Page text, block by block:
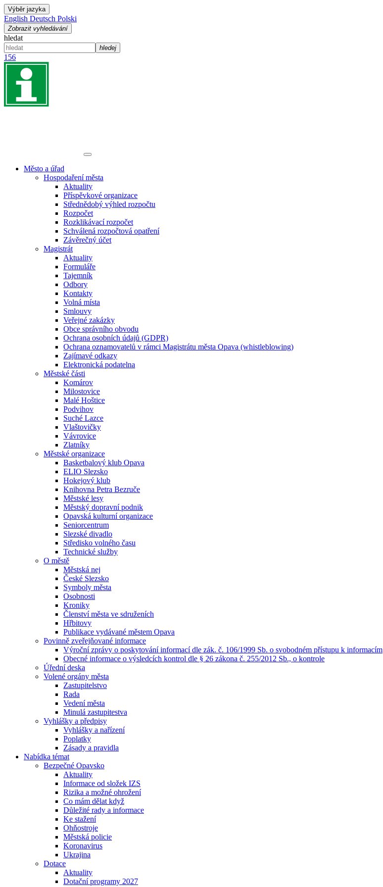
Výběr jazyka
English Deutsch Polski
Zobrazit vyhledávání
hledat
hledej
156
Město a úřad
Hospodaření města
Aktuality
Příspěvkové organizace
Střednědobý výhled rozpočtu
Rozpočet
Rozklikávací rozpočet
Schválená rozpočtová opatření
Závěrečný účet
Magistrát
Aktuality
Formuláře
Tajemník
Odbory
Kontakty
Volná místa
Smlouvy
Veřejné zakázky
Obce správního obvodu
Ochrana osobních údajů (GDPR)
Ochrana oznamovatelů v rámci Magistrátu města Opava (whistleblowing)
Zajímavé odkazy
Elektronická podatelna
Městské části
Komárov
Milostovice
Malé Hoštice
Podvihov
Suché Lazce
Vlaštovičky
Vávrovice
Zlatníky
Městské organizace
Basketbalový klub Opava
ELIO Slezsko
Hokejový klub
Knihovna Petra Bezruče
Městské lesy
Městský dopravní podnik
Opavská kulturní organizace
Seniorcentrum
Slezské divadlo
Středisko volného času
Technické služby
O městě
Městská nej
České Slezsko
Symboly města
Osobnosti
Kroniky
Členství města ve sdruženích
Hřbitovy
Publikace vydávané městem Opava
Povinně zveřejňované informace
Výroční zprávy o poskytování informací dle zák. č. 106/1999 Sb. o svobodném přístupu k informacím
Obecné informace o výsledcích kontrol dle § 26 zákona č. 255/2012 Sb., o kontrole
Úřední deska
Volené orgány města
Zastupitelstvo
Rada
Vedení města
Minulá zastupitestva
Vyhlášky a předpisy
Vyhlášky a nařízení
Poplatky
Zásady a pravidla
Nabídka témat
Bezpečné Opavsko
Aktuality
Informace od složek IZS
Rizika a možné ohrožení
Co mám dělat když
Důležité rady a informace
Ke stažení
Ohňostroje
Městská policie
Koronavirus
Ukrajina
Dotace
Aktuality
Dotační programy 2027